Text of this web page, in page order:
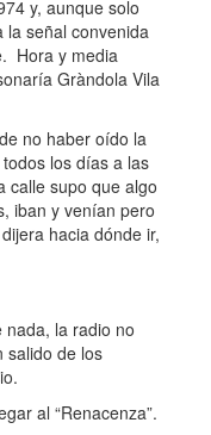
y, aunque solo
la señal convenida
Hora y media
Gràndola Vila
no haber oído la
los días a las
calle supo que algo
iban y venían pero
hacia dónde ir,
la radio no
salido de los
al “Renacenza”.